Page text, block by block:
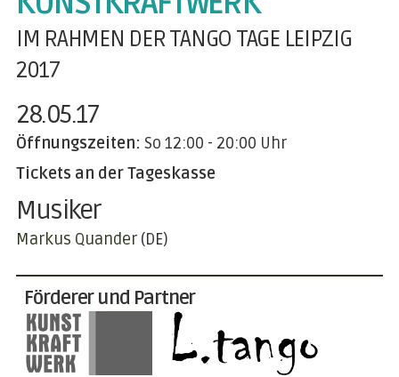
IM RAHMEN DER TANGO TAGE LEIPZIG
2017
28.05.17
Öffnungszeiten: So 12:00 - 20:00 Uhr
Tickets an der Tageskasse
Musiker
Markus Quander (DE)
Förderer und Partner